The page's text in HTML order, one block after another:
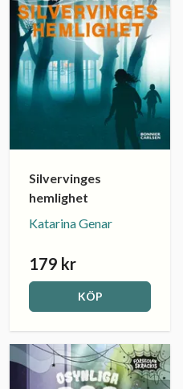
Silvervinges
hemlighet
Katarina Genar
179 kr
KÖP